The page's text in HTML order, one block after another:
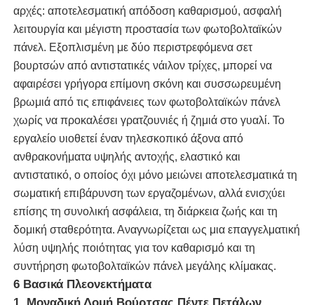
Σχετικά με εμάς
Γύρος εργοστασίων
Ποιοτικός έλεγχος
επαφή
Νέα
Όλες οι περιπτώσεις
Ζητήστε ένα απόσπασμα
αρχές: αποτελεσματική απόδοση καθαρισμού, ασφαλή
λειτουργία και μέγιστη προστασία των φωτοβολταϊκών
πάνελ. Εξοπλισμένη με δύο περιστρεφόμενα σετ
βουρτσών από αντιστατικές νάιλον τρίχες, μπορεί να
αφαιρέσει γρήγορα επίμονη σκόνη και συσσωρευμένη
βρωμιά από τις επιφάνειες των φωτοβολταϊκών πάνελ
χωρίς να προκαλέσει γρατζουνιές ή ζημιά στο γυαλί. Το
εργαλείο υιοθετεί έναν τηλεσκοπικό άξονα από
ανθρακονήματα υψηλής αντοχής, ελαστικό και
αντιστατικό, ο οποίος όχι μόνο μειώνει αποτελεσματικά τη
σωματική επιβάρυνση των εργαζομένων, αλλά ενισχύει
επίσης τη συνολική ασφάλεια, τη διάρκεια ζωής και τη
δομική σταθερότητα. Αναγνωρίζεται ως μια επαγγελματική
λύση υψηλής ποιότητας για τον καθαρισμό και τη
συντήρηση φωτοβολταϊκών πάνελ μεγάλης κλίμακας.
6 Βασικά Πλεονεκτήματα
1. Μοναδική Δομή Βούρτσας Πέντε Πετάλων